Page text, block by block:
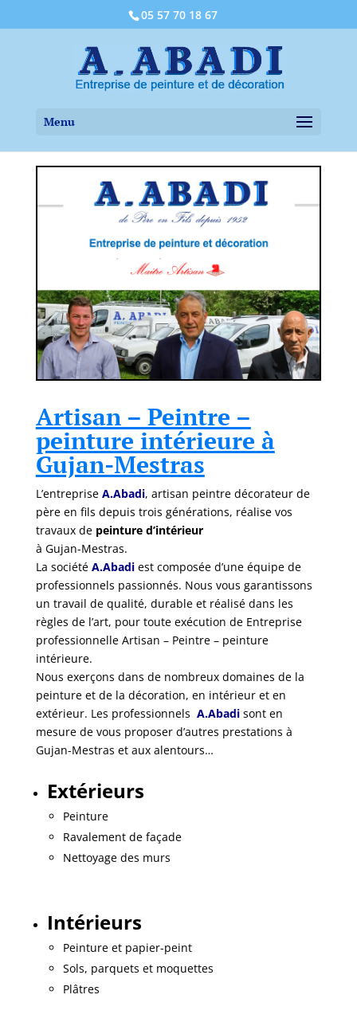
05 57 70 18 67
Artisan – Peintre –
peinture intérieure à
Gujan-Mestras
L’entreprise A.Abadi, artisan peintre décorateur de
père en fils depuis trois générations, réalise vos
travaux de peinture d’intérieur
à Gujan-Mestras.
La société A.Abadiest composée d’une équipe de
professionnels passionnés. Nous vous garantissons
un travail de qualité, durable et réalisé dans les
règles de l’art, pour toute exécution de Entreprise
professionnelle Artisan – Peintre – peinture
intérieure.
Nous exerçons dans de nombreux domaines de la
peinture et de la décoration, en intérieur et en
extérieur. Les professionnels A.Abadisont en
mesure de vous proposer d’autres prestations à
Gujan-Mestras et aux alentours…
Extérieurs
Peinture
Ravalement de façade
Nettoyage des murs
Intérieurs
Peinture et papier-peint
Sols, parquets et moquettes
Plâtres